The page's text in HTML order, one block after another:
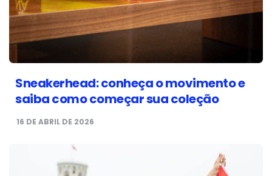
Sneakerhead: conheça o movimento e
saiba como começar sua coleção
16 DE ABRIL DE 2026